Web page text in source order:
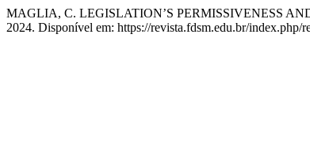
MAGLIA, C. LEGISLATION’S PERMISSIVENESS
2024. Disponível em: https://revista.fdsm.edu.br/index.php/